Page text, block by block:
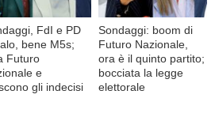
FdI e PD
bene M5s;
Futuro
e
gli indecisi
Sondaggi: boom di
Futuro Nazionale,
ora è il quinto partito;
bocciata la legge
elettorale